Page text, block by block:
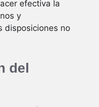
efectiva la
y
disposiciones no
del